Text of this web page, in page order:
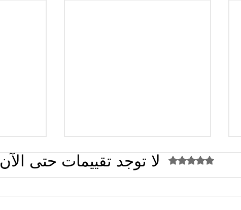
تم التقييم بـ 0 من أصل 5 نجوم. لا توجد تقييمات حتى الآن